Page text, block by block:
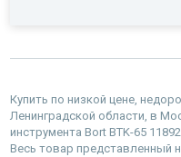
Купить по низкой цене,
Ленинградской области, в
инструмента Bort BTK-65
Весь товар представленный